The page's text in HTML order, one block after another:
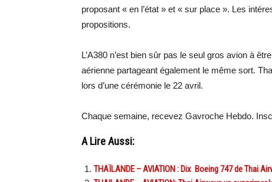
proposant « en l’état » et « sur place ». Les
propositions.
L’A380 n’est bien sûr pas le seul gros avion à
aérienne partageant également le même sort.
lors d’une cérémonie le 22 avril.
Chaque semaine, recevez Gavroche Hebdo.
A Lire Aussi:
THAÏLANDE – AVIATION : Dix Boeing 747 de Thai